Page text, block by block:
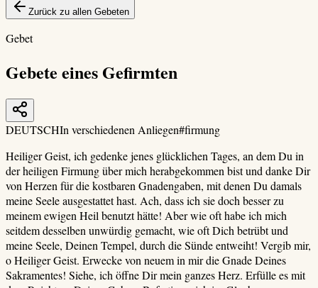
Zurück zu allen Gebeten
Gebet
Gebete eines Gefirmten
DEUTSCHIn verschiedenen Anliegen#firmung
Heiliger Geist, ich gedenke jenes glücklichen Tages, an dem Du in
der heiligen Firmung über mich herabgekommen bist und danke Dir
von Herzen für die kostbaren Gnadengaben, mit denen Du damals
meine Seele ausgestattet hast. Ach, dass ich sie doch besser zu
meinem ewigen Heil benutzt hätte! Aber wie oft habe ich mich
seitdem desselben unwürdig gemacht, wie oft Dich betrübt und
meine Seele, Deinen Tempel, durch die Sünde entweiht! Vergib mir,
o Heiliger Geist. Erwecke von neuem in mir die Gnade Deines
Sakramentes! Siehe, ich öffne Dir mein ganzes Herz. Erfülle es mit